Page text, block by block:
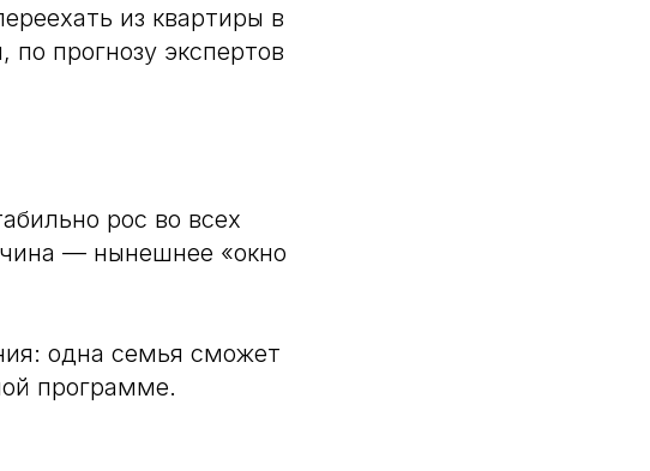
из квартиры в
прогнозу экспертов
рос во всех
— нынешнее «окно
одна семья сможет
программе.